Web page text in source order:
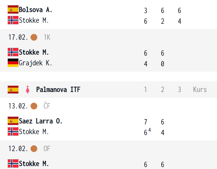
Bolsova A.
Stokke M.
3
6
6
2
6
4
17.02.
Stokke M.
Grajdek K.
1K
6
4
6
0
Palmanova ITF 1 2 3
Kurs
13.02.
Saez Larra O.
Stokke M.
ČF
7
64
6
4
12.02.
Stokke M.
OF
6
6